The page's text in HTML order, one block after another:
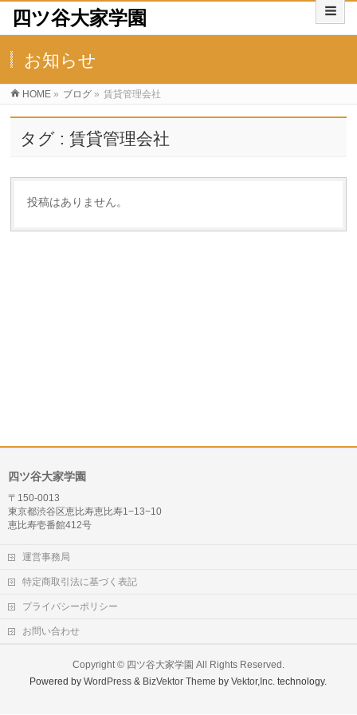
四ツ谷大家学園
お知らせ
HOME » ブログ » 賃貸管理会社
タグ : 賃貸管理会社
投稿はありません。
四ツ谷大家学園
〒150-0013
東京都渋谷区恵比寿恵比寿1−13−10
恵比寿壱番館412号
運営事務局
特定商取引法に基づく表記
プライバシーポリシー
お問い合わせ
Copyright © 四ツ谷大家学園 All Rights Reserved.
Powered byWordPress & BizVektor Theme byVektor,Inc. technology.